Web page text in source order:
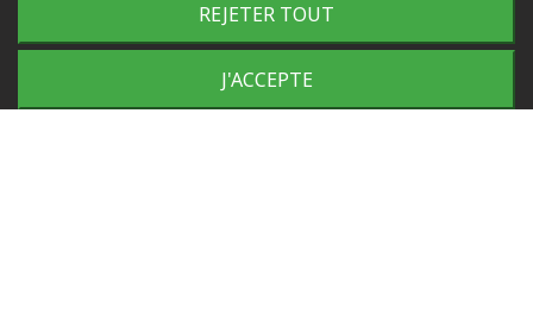
© 2025 Tous droits réservés
Plan du site
REJETER TOUT
J'ACCEPTE